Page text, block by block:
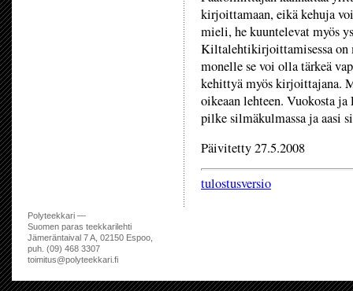
kirjoittamaan, eikä kehuja
mieli, he kuuntelevat myös
Kiltalehtikirjoittamisessa on
monelle se voi olla tärkeä
kehittyä myös kirjoittajana.
oikeaan lehteen. Vuokosta
pilke silmäkulmassa ja aasi
Päivitetty 27.5.2008
tulostusversio
Polyteekkari —
Suomen paras teekkarilehti
Jämeräntaival 7 A, 02150 Espoo,
puh. (09) 468 3307
toimitus@polyteekkari.fi